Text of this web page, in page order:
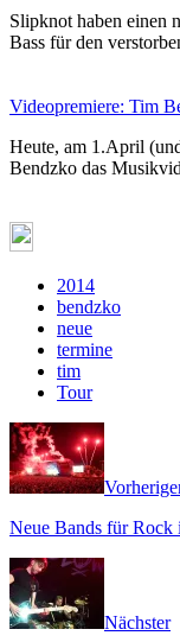
Slipknot haben einen
Bass für den
Videopremiere: Tim
Heute, am 1.April
Bendzko das
2014
bendzko
neue
termine
tim
Tour
Neue Bands für Rock
Nächster